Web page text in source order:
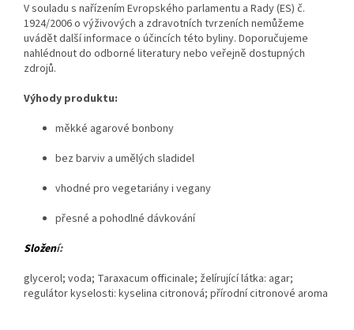
V souladu s nařízením Evropského parlamentu a Rady (ES) č.
1924/2006 o výživových a zdravotních tvrzeních nemůžeme
uvádět další informace o účincích této byliny. Doporučujeme
nahlédnout do odborné literatury nebo veřejně dostupných
zdrojů.
Výhody produktu:
měkké agarové bonbony
bez barviv a umělých sladidel
vhodné pro vegetariány i vegany
přesné a pohodlné dávkování
Složení:
glycerol; voda; Taraxacum officinale; želírující látka: agar;
regulátor kyselosti: kyselina citronová; přírodní citronové aroma